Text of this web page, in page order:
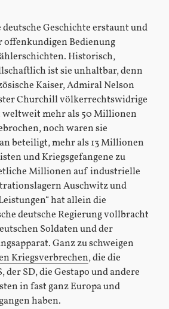
Geschichte erstaunt und
Bedienung
Historisch,
ist sie unhaltbar, denn
Kaiser, Admiral Nelson
Churchill völkerrechtswidrige
mehr als 50 Millionen
noch waren sie
beteiligt, mehr als 13 Millionen
und Kriegsgefangene zu
Millionen auf industrielle
Auschwitz und
hat allein die
deutsche Regierung vollbracht
Soldaten und der
Ganz zu schweigen
Kriegsverbrechen, die die
der SD, die Gestapo und andere
in fast ganz Europa und
haben.